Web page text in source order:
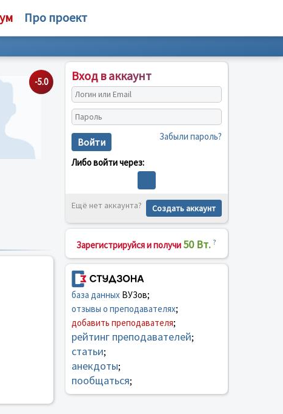
Про проект
-5.0 Вход в аккаунт
Войти Забыли пароль?
Либо войти через:
Ещё нет аккаунта? Создать аккаунт
Зарегистрируйся и получи 50 Вт. ?
база данныхВУЗов;
отзывы о преподавателях;
добавить преподавателя;
рейтинг преподавателей;
статьи;
анекдоты;
пообщаться;